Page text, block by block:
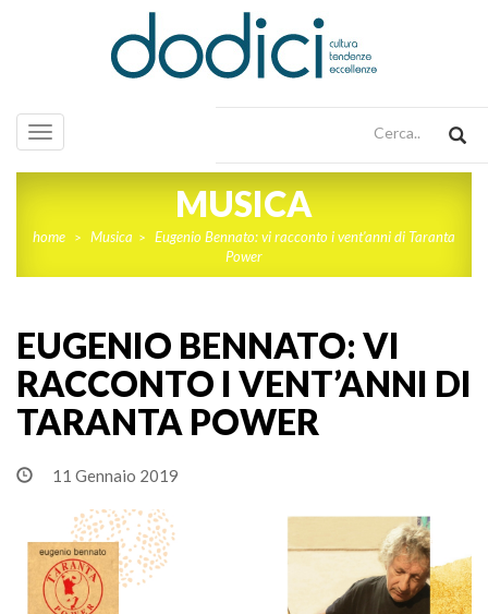
Toggle
navigation
MUSICA
home > Musica > Eugenio Bennato: vi racconto i vent'anni di Taranta
Power
EUGENIO BENNATO: VI
RACCONTO I VENT’ANNI DI
TARANTA POWER
11 Gennaio 2019